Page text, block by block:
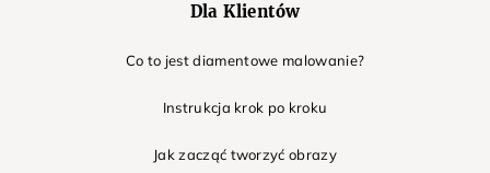
Dla Klientów
Co to jest diamentowe malowanie?
Instrukcja krok po kroku
Jak zacząć tworzyć obrazy